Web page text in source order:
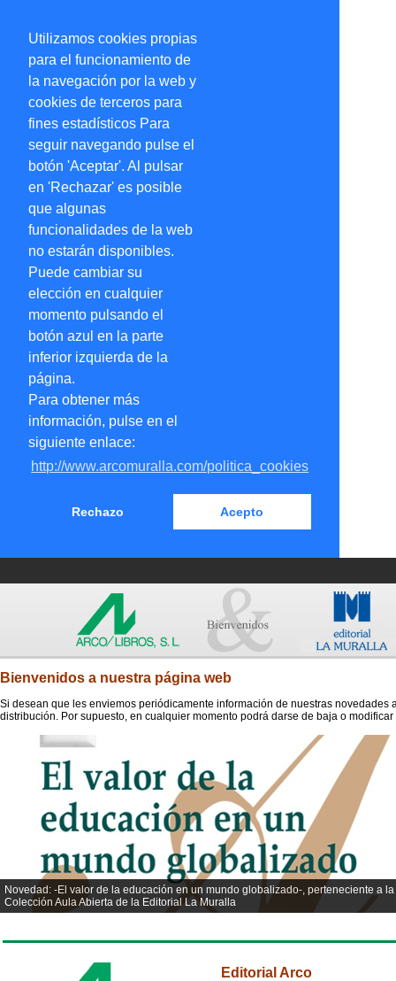
Utilizamos cookies propias
para el funcionamiento de
la navegación por la web y
cookies de terceros para
fines estadísticos Para
seguir navegando pulse el
botón 'Aceptar'. Al pulsar
en 'Rechazar' es posible
que algunas
funcionalidades de la web
no estarán disponibles.
Puede cambiar su
elección en cualquier
momento pulsando el
botón azul en la parte
inferior izquierda de la
página.
Para obtener más
información, pulse en el
siguiente enlace:
http://www.arcomuralla.com/politica_cookies
Rechazo Acepto
Bienvenidos a nuestra página web
Si desean que les enviemos periódicamente información de nuestras
distribución. Por supuesto, en cualquier momento podrá darse de baja o
Novedad: -El valor de la educación en un mundo globalizado-, perteneciente a la
Colección Aula Abierta de la Editorial La Muralla
Editorial Arco